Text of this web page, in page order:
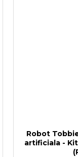
Robot
artificiala -